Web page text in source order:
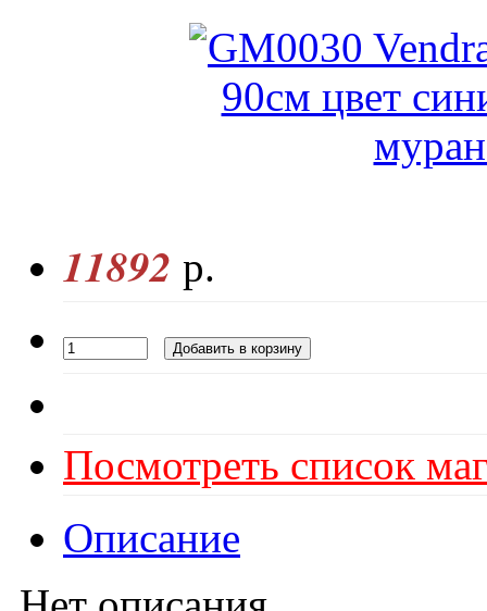
11892 р.
Посмотреть список
Описание